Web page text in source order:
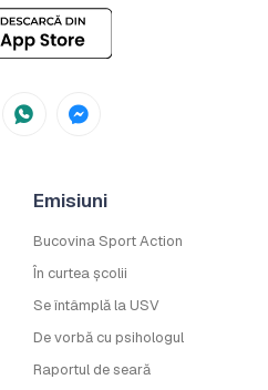
Emisiuni
Bucovina Sport Action
În curtea școlii
Se întâmplă la USV
De vorbă cu psihologul
Raportul de seară